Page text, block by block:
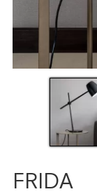
FRIDA